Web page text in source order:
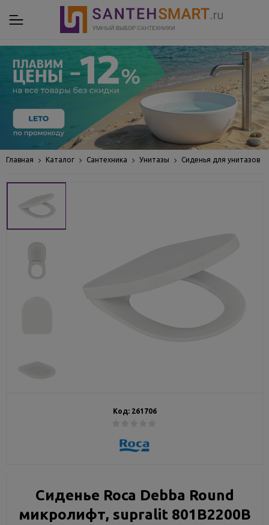
Главная Каталог Сантехника Унитазы Сиденья для унитазов
Код: 261706
Сиденье Roca Debba Round
микролифт, supralit 801B2200B